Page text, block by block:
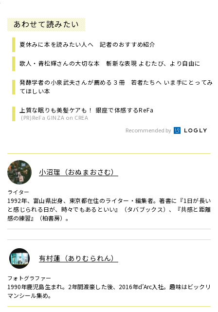
あわせて読みたい
夏休みに本を読みたい人へ 記者のおすすめ紹介
歌人・青松輝さんの大切な本 斬新な表現 よむたび、より自由に
発酵学者の小泉武夫さんが薦める３冊 若者たちへ いま手にとってみ
てほしい本
上質な眠りも美髪ケアも！ 銀座で体感するReFa
(PR)ReFa GINZA on CREA
Recommended by
小沼理（おぬまおさむ）
ライター
1992年、富山県出身、東京都在住のライター・編集者。著書に『1日が長い
と感じられる日が、時々でもあるといい』（タバブックス）、『共感と距離
感の練習』（柏書房）。
有村蓮（ありむられん）
フォトグラファー
1990年鹿児島生まれ。2年間渡豪した後、2016年d’Arc入社。趣味はビックリ
マンシール集め。